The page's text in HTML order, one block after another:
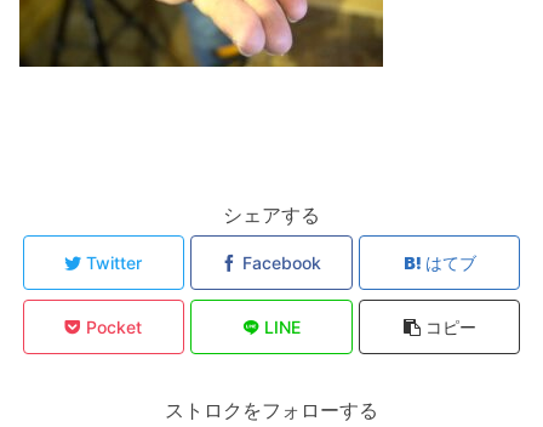
シェアする
Twitter Facebook はてブ
Pocket LINE コピー
ストロクをフォローする